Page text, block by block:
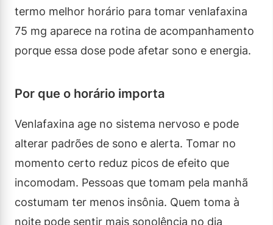
termo melhor horário para tomar venlafaxina
75 mg aparece na rotina de acompanhamento
porque essa dose pode afetar sono e energia.
Por que o horário importa
Venlafaxina age no sistema nervoso e pode
alterar padrões de sono e alerta. Tomar no
momento certo reduz picos de efeito que
incomodam. Pessoas que tomam pela manhã
costumam ter menos insônia. Quem toma à
noite pode sentir mais sonolência no dia